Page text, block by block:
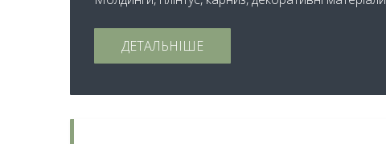
ДЕТАЛЬНІШЕ